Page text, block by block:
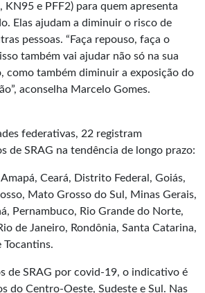
KN95 e PFF2) para quem apresenta
Elas ajudam a diminuir o risco de
pessoas. “Faça repouso, faça o
também vai ajudar não só na sua
como também diminuir a exposição do
aconselha Marcelo Gomes.
federativas, 22 registram
de SRAG na tendência de longo prazo:
Amapá, Ceará, Distrito Federal, Goiás,
Mato Grosso do Sul, Minas Gerais,
Pernambuco, Rio Grande do Norte,
de Janeiro, Rondônia, Santa Catarina,
Tocantins.
de SRAG por covid-19, o indicativo é
do Centro-Oeste, Sudeste e Sul. Nas